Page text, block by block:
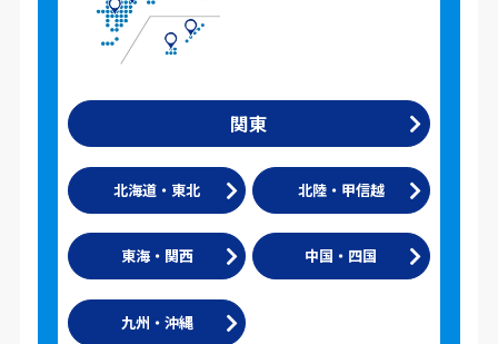
関東
北海道・東北 北陸・甲信越
東海・関西 中国・四国
九州・沖縄